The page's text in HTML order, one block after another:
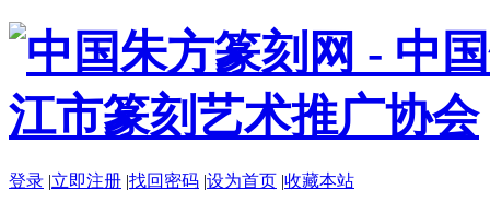
登录 |立即注册 |找回密码 |设为首页 |收藏本站